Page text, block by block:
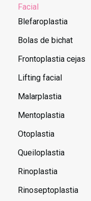
Facial
Blefaroplastia
Bolas de bichat
Frontoplastia cejas
Lifting facial
Malarplastia
Mentoplastia
Otoplastia
Queiloplastia
Rinoplastia
Rinoseptoplastia